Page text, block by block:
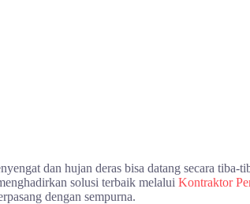
dan hujan deras bisa datang secara
solusi terbaik melalui Kontraktor
dengan sempurna.